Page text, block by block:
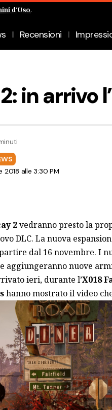
d'Uso.
Recensioni
in arrivo
2018 alle 3:30 PM
2vedranno presto la
DLC. La nuova
dal 16 novembre. I
aggiungeranno nuove
ieri, durante l’X018
hanno mostrato il video